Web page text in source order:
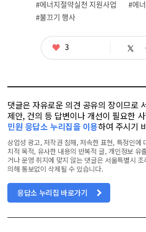
태
그
#에너지절약실천 지원사업
#에
#불끄기 행사
좋
3 트
댓글은 자유로운 의견 공유의 장이므로
제안, 건의 등 답변이나 개선이 필요한
민원 응답소 누리집을 이용하여 주시기
상업성 광고, 저작권 침해, 저속한 표현, 특정인에
치적 목적, 유사한 내용의 반복적 글, 개인정보 유
거나 운영 취지에 맞지 않는 댓글은 서울특별시
의해 통보없이 삭제될 수 있습니다.
응답소 누리집 바로가기